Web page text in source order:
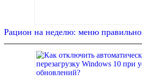
Рацион на неделю: меню